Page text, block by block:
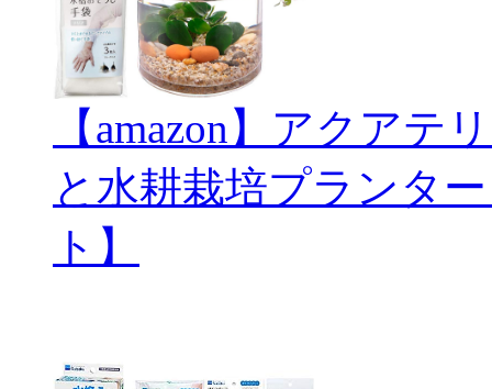
【amazon】アクアテ
と水耕栽培プランタ
ト】